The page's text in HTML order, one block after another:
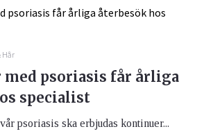
Hår
med psoriasis får årliga
specialist
psoriasis ska erbjudas kontinuer...